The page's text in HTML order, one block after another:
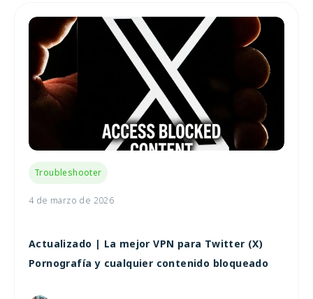
Troubleshooter
4 de marzo de 2026
Actualizado | La mejor VPN para Twitter (X)
Pornografía y cualquier contenido bloqueado